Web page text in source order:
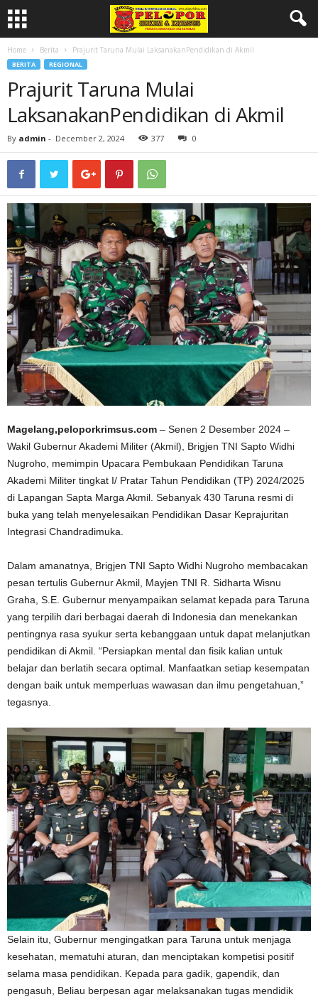
Home Berita Prajurit Taruna Mulai LaksanakanPendidikan di Akmil
BERITA REGIONAL
Prajurit Taruna Mulai
LaksanakanPendidikan di Akmil
By admin - December 2, 2024 377 0
Magelang,peloporkrimsus.com – Senen 2 Desember 2024 –
Wakil Gubernur Akademi Militer (Akmil), Brigjen TNI Sapto Widhi
Nugroho, memimpin Upacara Pembukaan Pendidikan Taruna
Akademi Militer tingkat I/ Pratar Tahun Pendidikan (TP) 2024/2025
di Lapangan Sapta Marga Akmil. Sebanyak 430 Taruna resmi di
buka yang telah menyelesaikan Pendidikan Dasar Keprajuritan
Integrasi Chandradimuka.
Dalam amanatnya, Brigjen TNI Sapto Widhi Nugroho membacakan
pesan tertulis Gubernur Akmil, Mayjen TNI R. Sidharta Wisnu
Graha, S.E. Gubernur menyampaikan selamat kepada para Taruna
yang terpilih dari berbagai daerah di Indonesia dan menekankan
pentingnya rasa syukur serta kebanggaan untuk dapat melanjutkan
pendidikan di Akmil. “Persiapkan mental dan fisik kalian untuk
belajar dan berlatih secara optimal. Manfaatkan setiap kesempatan
dengan baik untuk memperluas wawasan dan ilmu pengetahuan,”
tegasnya.
Selain itu, Gubernur mengingatkan para Taruna untuk menjaga
kesehatan, mematuhi aturan, dan menciptakan kompetisi positif
selama masa pendidikan. Kepada para gadik, gapendik, dan
pengasuh, Beliau berpesan agar melaksanakan tugas mendidik